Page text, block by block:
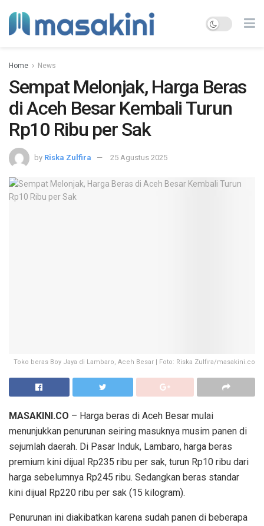
Home News
Sempat Melonjak, Harga Beras
di Aceh Besar Kembali Turun
Rp10 Ribu per Sak
by Riska Zulfira 25 Agustus 2025
Toko beras Boy Jaya di Lambaro, Aceh Besar | Foto: Riska Zulfira/masakini.co
MASAKINI.CO – Harga beras di Aceh Besar mulai
menunjukkan penurunan seiring masuknya musim panen di
sejumlah daerah. Di Pasar Induk, Lambaro, harga beras
premium kini dijual Rp235 ribu per sak, turun Rp10 ribu dari
harga sebelumnya Rp245 ribu. Sedangkan beras standar
kini dijual Rp220 ribu per sak (15 kilogram).
Penurunan ini diakibatkan karena sudah panen di beberapa